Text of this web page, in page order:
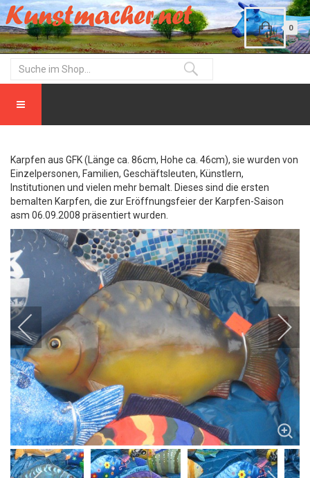
0
Karpfen aus GFK (Länge ca. 86cm, Hohe ca. 46cm), sie wurden von
Einzelpersonen, Familien, Geschäftsleuten, Künstlern,
Institutionen und vielen mehr bemalt. Dieses sind die ersten
bemalten Karpfen, die zur Eröffnungsfeier der Karpfen-Saison
asm 06.09.2008 präsentiert wurden.